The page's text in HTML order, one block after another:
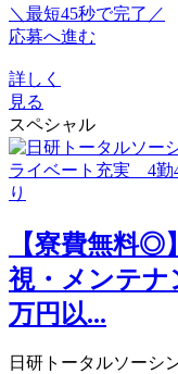
＼最短45秒で完了／
応募へ進む
詳しく
見る
スペシャル
【寮費無料◎
視・メンテナ
万円以...
日研トータルソーシ